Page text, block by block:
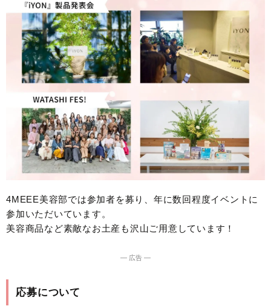
4MEEE美容部では参加者を募り、年に数回程度イベントに
参加いただいています。
美容商品など素敵なお土産も沢山ご用意しています！
― 広告 ―
応募について